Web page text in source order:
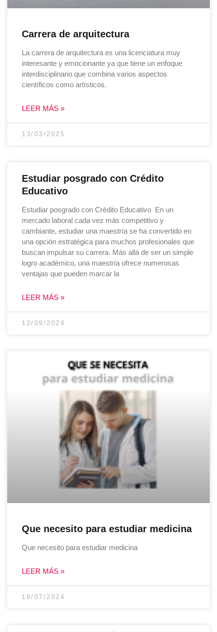
Carrera de arquitectura
La carrera de arquitectura es una licenciatura muy
interesante y emocionante ya que tiene un enfoque
interdisciplinario que combina varios aspectos
científicos como artísticos.
LEER MÁS »
13/03/2025
Estudiar posgrado con Crédito
Educativo
Estudiar posgrado con Crédito Educativo En un
mercado laboral cada vez más competitivo y
cambiante, estudiar una maestría se ha convertido en
una opción estratégica para muchos profesionales que
buscan impulsar su carrera. Más allá de ser un simple
logro académico, una maestría ofrece numerosas
ventajas que pueden marcar la
LEER MÁS »
12/09/2024
Que necesito para estudiar medicina
Que necesito para estudiar medicina
LEER MÁS »
19/07/2024